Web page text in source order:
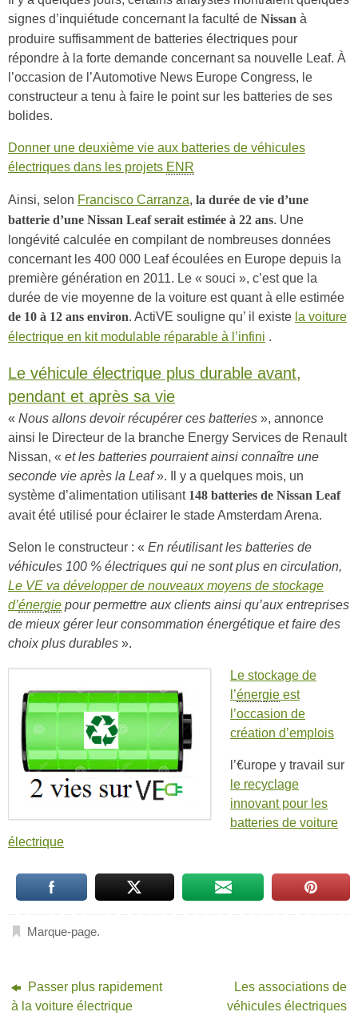
signes d’inquiétude concernant la faculté de Nissan à
produire suffisamment de batteries électriques pour
répondre à la forte demande concernant sa nouvelle Leaf. À
l’occasion de l’Automotive News Europe Congress, le
constructeur a tenu à faire le point sur les batteries de ses
bolides.
Donner une deuxième vie aux batteries de véhicules
électriques dans les projets ENR
Ainsi, selon Francisco Carranza, la durée de vie d’une
batterie d’une Nissan Leaf serait estimée à 22 ans. Une
longévité calculée en compilant de nombreuses données
concernant les 400 000 Leaf écoulées en Europe depuis la
première génération en 2011. Le « souci », c’est que la
durée de vie moyenne de la voiture est quant à elle estimée
de 10 à 12 ans environ. ActiVE souligne qu’ il existe la voiture
électrique en kit modulable réparable à l’infini .
Le véhicule électrique plus durable avant,
pendant et après sa vie
« Nous allons devoir récupérer ces batteries », annonce
ainsi le Directeur de la branche Energy Services de Renault
Nissan, « et les batteries pourraient ainsi connaître une
seconde vie après la Leaf». Il y a quelques mois, un
système d’alimentation utilisant 148 batteries de Nissan Leaf
avait été utilisé pour éclairer le stade Amsterdam Arena.
Selon le constructeur : « En réutilisant les batteries de
véhicules 100 % électriques qui ne sont plus en circulation,
Le VE va développer de nouveaux moyens de stockage
d’énergie pour permettre aux clients ainsi qu’aux entreprises
de mieux gérer leur consommation énergétique et faire des
choix plus durables ».
Le stockage de
l’énergie est
l’occasion de
création d’emplois
l’€urope y travail sur
le recyclage
innovant pour les
batteries de voiture
électrique
Marque-page.
Passer plus rapidement
à la voiture électrique
Les associations de
véhicules électriques